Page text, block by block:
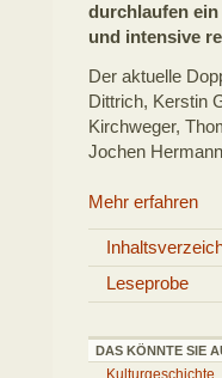
durchlaufen
und intensive
Der aktuelle
Dittrich, Kerstin
Kirchweger,
Jochen
Mehr erfahren
Leseprobe
DAS KÖNNTE SIE
Kulturgeschichte